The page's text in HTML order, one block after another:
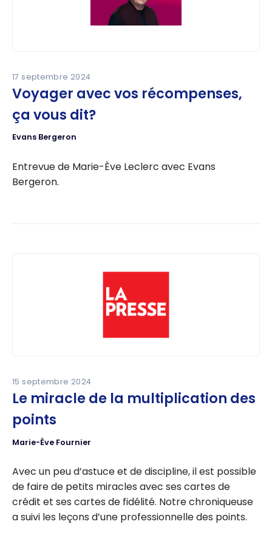
17 septembre 2024
Voyager avec vos récompenses,
ça vous dit?
Evans Bergeron
Entrevue de Marie-Ève Leclerc avec Evans
Bergeron.
15 septembre 2024
Le miracle de la multiplication des
points
Marie-Ève Fournier
Avec un peu d’astuce et de discipline, il est possible
de faire de petits miracles avec ses cartes de
crédit et ses cartes de fidélité. Notre chroniqueuse
a suivi les leçons d’une professionnelle des points.